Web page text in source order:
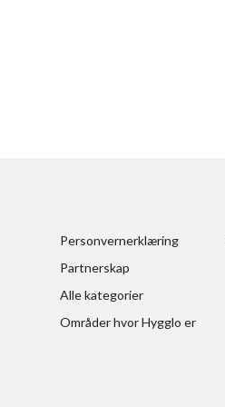
Personvernerklæring
Partnerskap
Alle kategorier
Områder hvor Hygglo er